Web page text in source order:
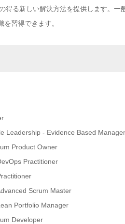
得る新しい解決方法を提供します。
習得できます。
Leadership - Evidence Based
Product Owner
Practitioner
Scrum Master
Portfolio Manager
Developer